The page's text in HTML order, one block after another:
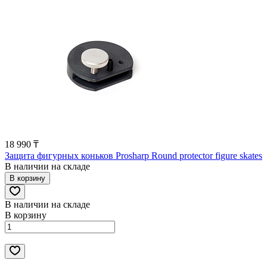
18 990 ₸
Защита фигурных коньков Prosharp Round protector figure skates
В наличии на складе
В корзину
В наличии на складе
В корзину